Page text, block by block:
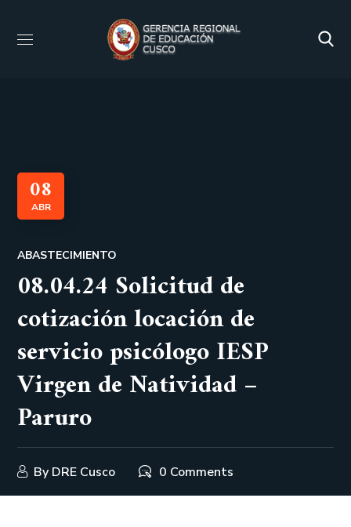
08
ABR
ABASTECIMIENTO
08.04.24 Solicitud de
cotización locación de
servicio psicólogo IESP
Virgen de Natividad –
Paruro
By DRE Cusco 0 Comments